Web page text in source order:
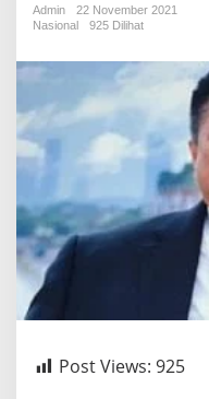
Fosil
Admin
22 November 2021
Nasional
925 Dilihat
Post Views: 925